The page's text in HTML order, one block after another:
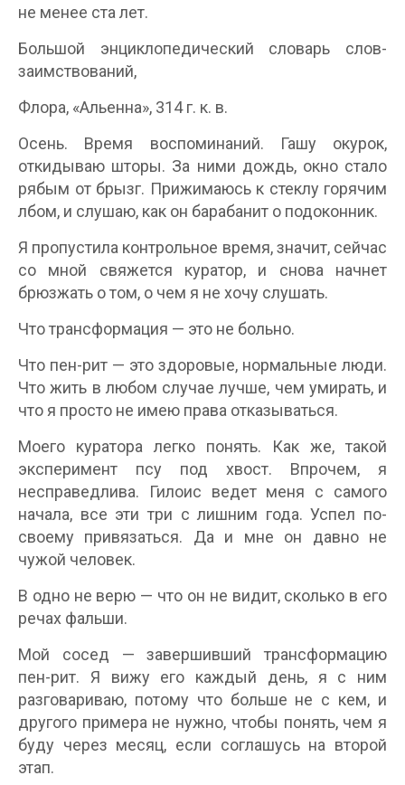
не менее ста лет.
Большой энциклопедический словарь слов-
заимствований,
Флора, «Альенна», 314 г. к. в.
Осень. Время воспоминаний. Гашу окурок,
откидываю шторы. За ними дождь, окно стало
рябым от брызг. Прижимаюсь к стеклу горячим
лбом, и слушаю, как он барабанит о подоконник.
Я пропустила контрольное время, значит, сейчас
со мной свяжется куратор, и снова начнет
брюзжать о том, о чем я не хочу слушать.
Что трансформация — это не больно.
Что пен-рит — это здоровые, нормальные люди.
Что жить в любом случае лучше, чем умирать, и
что я просто не имею права отказываться.
Моего куратора легко понять. Как же, такой
эксперимент псу под хвост. Впрочем, я
несправедлива. Гилоис ведет меня с самого
начала, все эти три с лишним года. Успел по-
своему привязаться. Да и мне он давно не
чужой человек.
В одно не верю — что он не видит, сколько в его
речах фальши.
Мой сосед — завершивший трансформацию
пен-рит. Я вижу его каждый день, я с ним
разговариваю, потому что больше не с кем, и
другого примера не нужно, чтобы понять, чем я
буду через месяц, если соглашусь на второй
этап.